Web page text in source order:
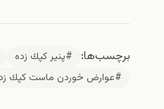
برچسب‌ها: #پنير كپك زده
#عوارض خوردن ماست كپك